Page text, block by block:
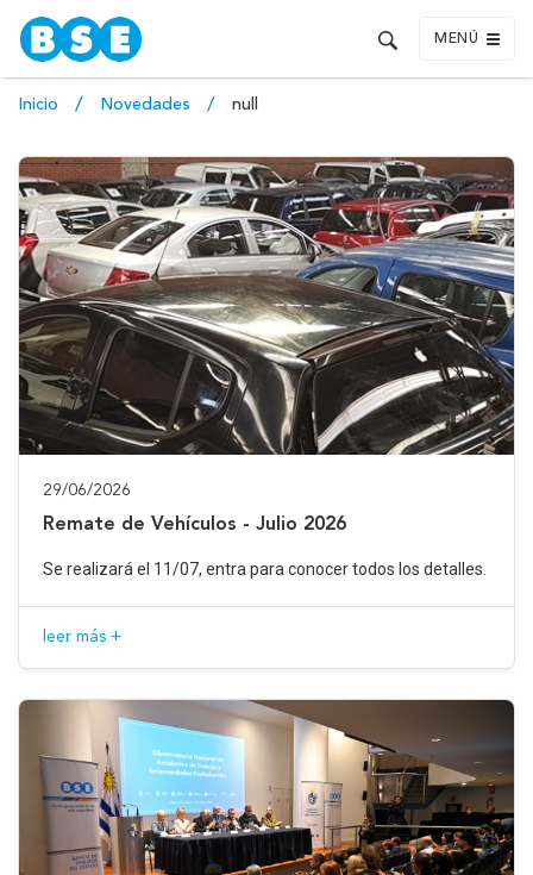
MENÚ
Inicio Novedades null
29/06/2026
Remate de Vehículos - Julio 2026
Se realizará el 11/07, entra para conocer todos los detalles.
leer más +